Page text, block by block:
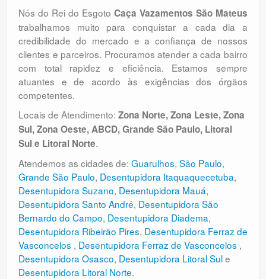
Nós do Rei do Esgoto Caça Vazamentos São Mateus
trabalhamos muito para conquistar a cada dia a
credibilidade do mercado e a confiança de nossos
clientes e parceiros. Procuramos atender a cada bairro
com total rapidez e eficiência. Estamos sempre
atuantes e de acordo às exigências dos órgãos
competentes.
Locais de Atendimento: Zona Norte, Zona Leste, Zona
Sul, Zona Oeste, ABCD, Grande São Paulo, Litoral
Sul e Litoral Norte.
Atendemos as cidades de: Guarulhos, São Paulo,
Grande São Paulo, Desentupidora Itaquaquecetuba,
Desentupidora Suzano, Desentupidora Mauá,
Desentupidora Santo André, Desentupidora São
Bernardo do Campo, Desentupidora Diadema,
Desentupidora Ribeirão Pires, Desentupidora Ferraz de
Vasconcelos , Desentupidora Ferraz de Vasconcelos ,
Desentupidora Osasco, Desentupidora Litoral Sule
Desentupidora Litoral Norte.